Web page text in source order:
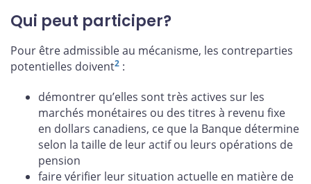
Qui peut participer?
Pour être admissible au mécanisme, les contreparties
potentielles doivent2 :
démontrer qu’elles sont très actives sur les
marchés monétaires ou des titres à revenu fixe
en dollars canadiens, ce que la Banque détermine
selon la taille de leur actif ou leurs opérations de
pension
faire vérifier leur situation actuelle en matière de